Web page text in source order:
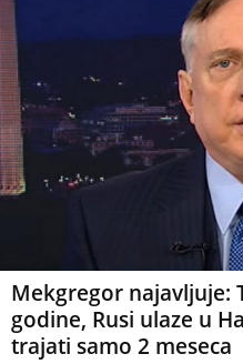
Mekgregor najavljuje:
godine, Rusi ulaze u
trajati samo 2 meseca